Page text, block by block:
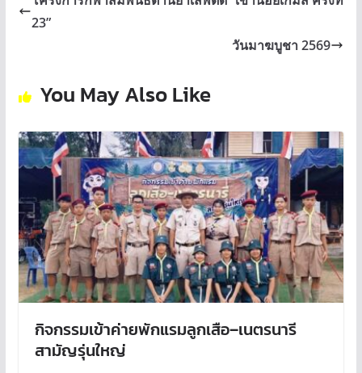
23”
วันมาฆบูชา 2569
You May Also Like
กิจกรรมเข้าค่ายพักแรมลูกเสือ–เนตรนารี
สามัญรุ่นใหญ่